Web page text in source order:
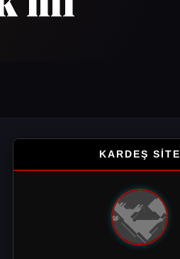
KARDEŞ SİTE